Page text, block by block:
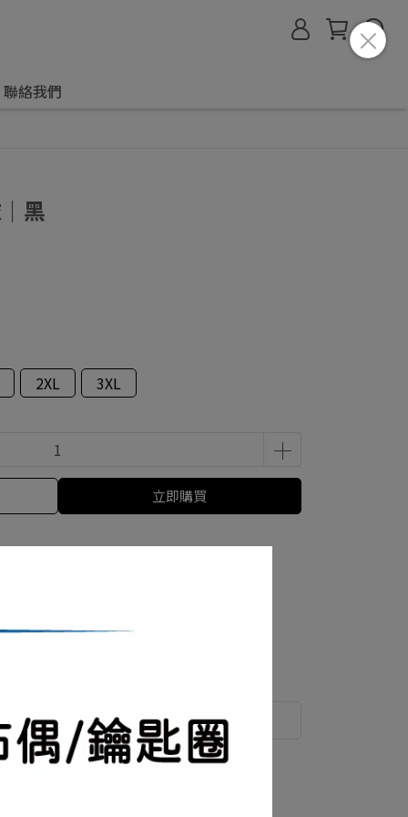
聯絡我們
黑
2XL 3XL
立即購買
運送方式